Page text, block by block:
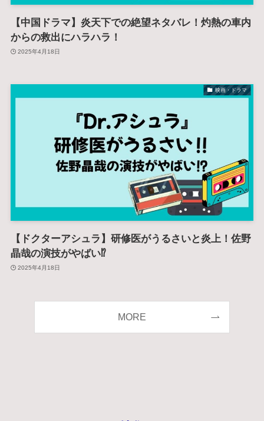
【中国ドラマ】炎天下での絶望ネタバレ！灼熱の車内
からの救出にハラハラ！
2025年4月18日
映画・ドラマ
【ドクターアシュラ】研修医がうるさいと炎上！佐野
晶哉の演技がやばい⁉
2025年4月18日
MORE